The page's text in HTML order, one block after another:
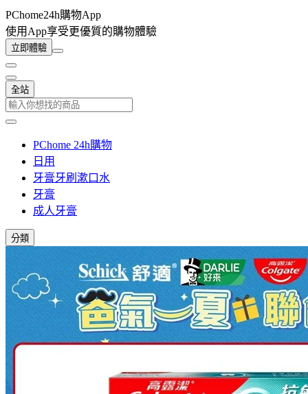
PChome24h購物App
使用App享受更優質的購物體驗
立即體驗
全站
PChome 24h購物
日用
牙膏牙刷漱口水
牙膏
成人牙膏
分類